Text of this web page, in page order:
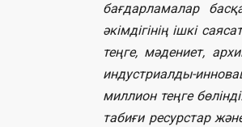
бағдарламалар
әкімдігінің ішкі
теңге, мәдениет,
индустриалды-
миллион теңге
табиғи ресурстар